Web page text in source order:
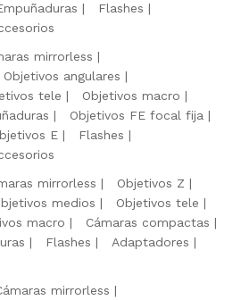
Flashes
mirrorless
Objetivos angulares
tele
Objetivos macro
Objetivos FE focal fija
E
Flashes
mirrorless
Objetivos Z
medios
Objetivos tele
macro
Cámaras compactas
Flashes
Adaptadores
mirrorless